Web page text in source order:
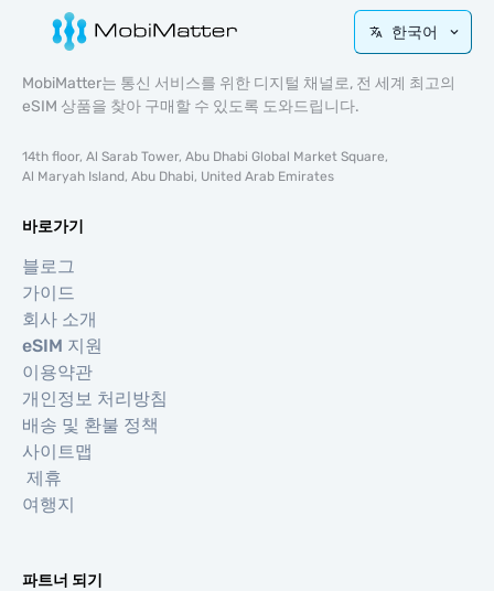
한국어
MobiMatter는 통신 서비스를 위한 디지털 채널로, 전 세계 최고의
eSIM 상품을 찾아 구매할 수 있도록 도와드립니다.
14th floor, Al Sarab Tower, Abu Dhabi Global Market Square,
Al Maryah Island, Abu Dhabi, United Arab Emirates
바로가기
블로그
가이드
회사 소개
eSIM 지원
이용약관
개인정보 처리방침
배송 및 환불 정책
사이트맵
제휴
여행지
파트너 되기